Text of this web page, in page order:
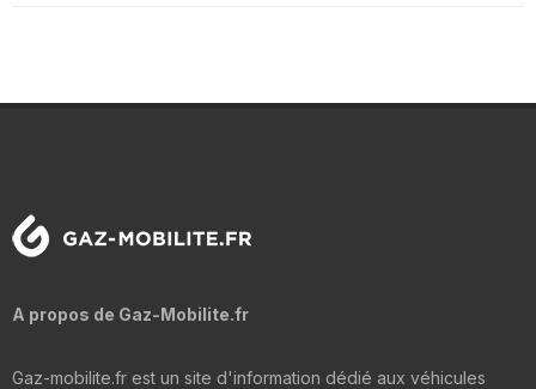
A propos de Gaz-Mobilite.fr
Gaz-mobilite.fr est un site d'information dédié aux véhicules